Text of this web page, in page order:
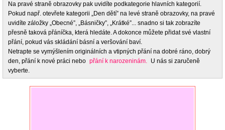
Na pravé straně obrazovky pak uvidíte podkategorie hlavních kategorií.
Pokud např. otevřete kategorii „Den dětí” na levé straně obrazovky, na pravé
uvidíte záložky „Obecné”, „Básničky”, „Krátké”... snadno si tak zobrazíte
přesně taková přáníčka, která hledáte. A dokonce můžete přidat své vlastní
přání, pokud vás skládání básní a veršování baví.
Netrapte se vymýšlením originálních a vtipných přání na dobré ráno, dobrý
den, přání k nové práci nebo přání k narozeninám. U nás si zaručeně
vyberte.